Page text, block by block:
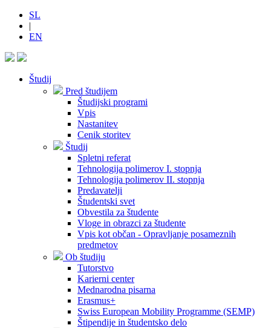
SL
|
EN
Študij
Pred študijem
Študijski programi
Vpis
Nastanitev
Cenik storitev
Študij
Spletni referat
Tehnologija polimerov I. stopnja
Tehnologija polimerov II. stopnja
Predavatelji
Študentski svet
Obvestila za študente
Vloge in obrazci za študente
Vpis kot občan - Opravljanje posameznih
predmetov
Ob študiju
Tutorstvo
Karierni center
Mednarodna pisarna
Erasmus+
Swiss European Mobility Programme (SEMP)
Štipendije in študentsko delo